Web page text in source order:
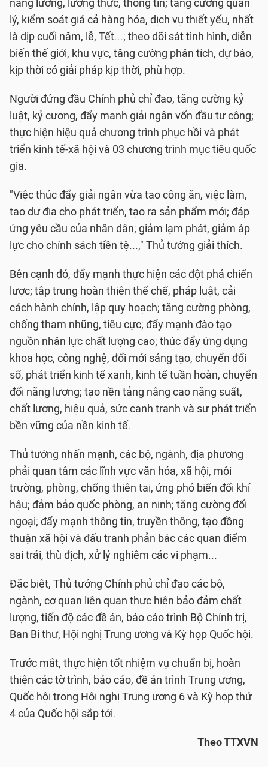
năng lượng, lương thực, thông tin; tăng cường quản
lý, kiểm soát giá cả hàng hóa, dịch vụ thiết yếu, nhất
là dịp cuối năm, lễ, Tết...; theo dõi sát tình hình, diễn
biến thế giới, khu vực, tăng cường phân tích, dự báo,
kịp thời có giải pháp kịp thời, phù hợp.
Người đứng đầu Chính phủ chỉ đạo, tăng cường kỷ
luật, kỷ cương, đẩy mạnh giải ngân vốn đầu tư công;
thực hiện hiệu quả chương trình phục hồi và phát
triển kinh tế-xã hội và 03 chương trình mục tiêu quốc
gia.
"Việc thúc đẩy giải ngân vừa tạo công ăn, việc làm,
tạo dư địa cho phát triển, tạo ra sản phẩm mới; đáp
ứng yêu cầu của nhân dân; giảm lạm phát, giảm áp
lực cho chính sách tiền tệ...," Thủ tướng giải thích.
Bên cạnh đó, đẩy mạnh thực hiện các đột phá chiến
lược; tập trung hoàn thiện thể chế, pháp luật, cải
cách hành chính, lập quy hoạch; tăng cường phòng,
chống tham nhũng, tiêu cực; đẩy mạnh đào tạo
nguồn nhân lực chất lượng cao; thúc đẩy ứng dụng
khoa học, công nghệ, đổi mới sáng tạo, chuyển đổi
số, phát triển kinh tế xanh, kinh tế tuần hoàn, chuyển
đổi năng lượng; tạo nền tảng nâng cao năng suất,
chất lượng, hiệu quả, sức cạnh tranh và sự phát triển
bền vững của nền kinh tế.
Thủ tướng nhấn mạnh, các bộ, ngành, địa phương
phải quan tâm các lĩnh vực văn hóa, xã hội, môi
trường, phòng, chống thiên tai, ứng phó biến đổi khí
hậu; đảm bảo quốc phòng, an ninh; tăng cường đối
ngoại; đẩy mạnh thông tin, truyền thông, tạo đồng
thuận xã hội và đấu tranh phản bác các quan điểm
sai trái, thù địch, xử lý nghiêm các vi phạm...
Đặc biệt, Thủ tướng Chính phủ chỉ đạo các bộ,
ngành, cơ quan liên quan thực hiện bảo đảm chất
lượng, tiến độ các đề án, báo cáo trình Bộ Chính trị,
Ban Bí thư, Hội nghị Trung ương và Kỳ họp Quốc hội.
Trước mắt, thực hiện tốt nhiệm vụ chuẩn bị, hoàn
thiện các tờ trình, báo cáo, đề án trình Trung ương,
Quốc hội trong Hội nghị Trung ương 6 và Kỳ họp thứ
4 của Quốc hội sắp tới.
Theo TTXVN